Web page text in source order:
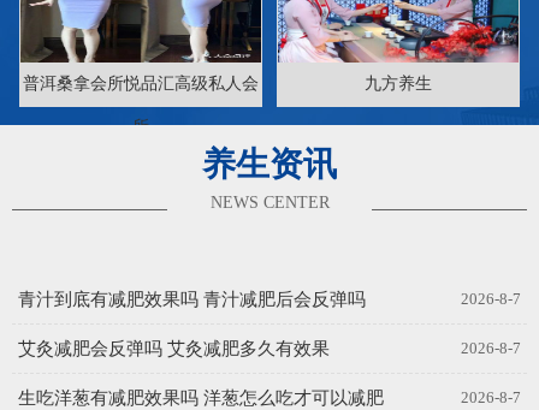
普洱桑拿会所悦品汇高级私人会
所
九方养生
养生资讯
NEWS CENTER
2026-8-7
青汁到底有减肥效果吗 青汁减肥后会反弹吗
2026-8-7
艾灸减肥会反弹吗 艾灸减肥多久有效果
2026-8-7
生吃洋葱有减肥效果吗 洋葱怎么吃才可以减肥